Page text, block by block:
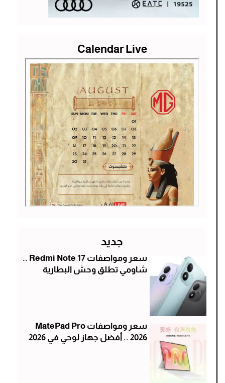
Calendar Live
جديد
سعر ومواصفات Redmi Note 17 ..
شاومي تطلق وحش البطارية
سعر ومواصفات MatePad Pro
2026 .. أفضل جهاز لوحي في 2026